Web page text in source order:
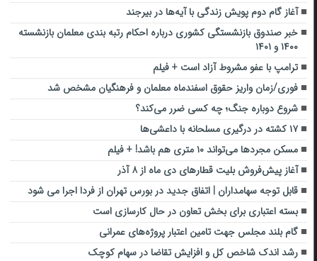
آغاز گام دوم پویش زندگی با آیه‌ها در بیرجند
خبر صندوق بازنشستگی کشوری درباره احکام رتبه بندی معلمان بازنشسته
۱۴۰۰ و ۱۴۰۱
ترامپ با عفو مشروط آزاد است + فیلم
فوری/زمان واریز حقوق اسفندماه معلمان و فرهنگیان مشخص شد
شروع دوباره جنگ؛ چه کسی ضرر می‌کند؟
۱۷ کشته در درگیری‌ مسلحانه با داعشی‌ها
مسکن مجردها می‌تواند ۱۰ متری هم باشد! + فیلم
آغاز پیش‌فروش بلیت قطارهای دی ماه از ۸ آذر
قابل توجه سهامداران | اتفاق جدید در بورس تهران از فردا اجرا می شود
بسته اعتباری برای بخش تعاون در حال کارسازی است
گام بلند مجلس جهت تامین اعتبار پروژه‌های عمرانی
رشد اندک شاخص کل و افزایش تقاضا در سهام کوچک